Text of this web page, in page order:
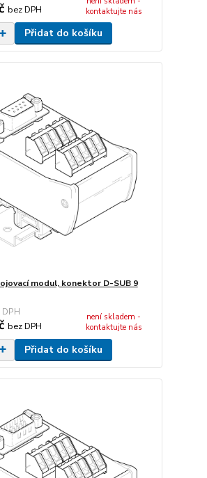
bez DPH
kontaktujte nás
Přidat do košíku
modul, konektor D-SUB 9
bez DPH
není skladem -
kontaktujte nás
Přidat do košíku